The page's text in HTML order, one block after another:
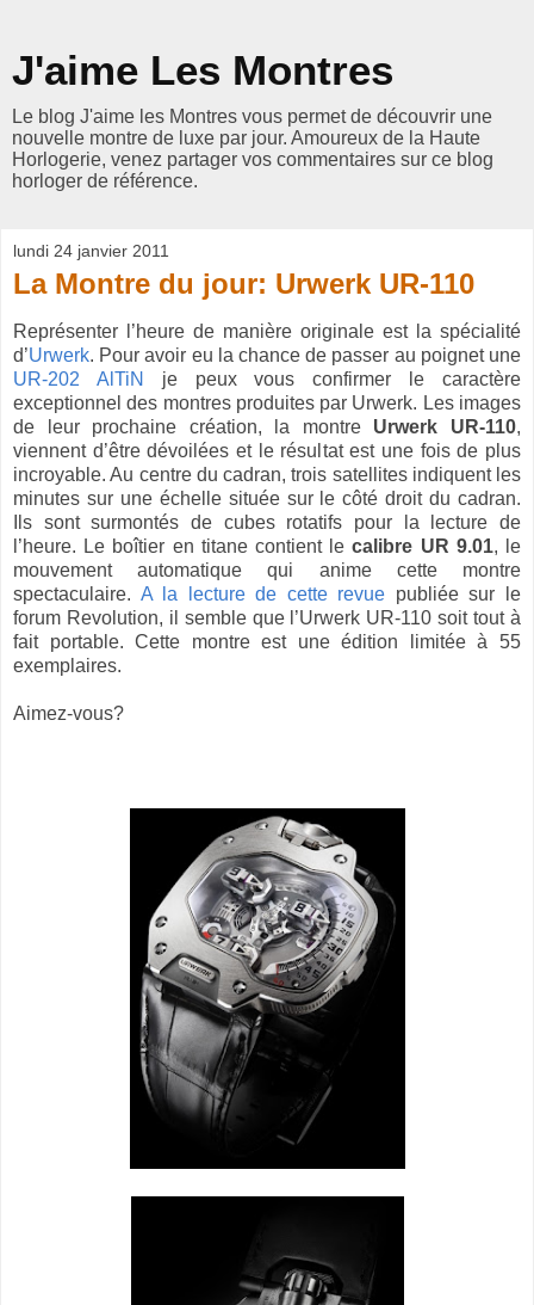
J'aime Les Montres
Le blog J'aime les Montres vous permet de découvrir une
nouvelle montre de luxe par jour. Amoureux de la Haute
Horlogerie, venez partager vos commentaires sur ce blog
horloger de référence.
lundi 24 janvier 2011
La Montre du jour: Urwerk UR-110
Représenter l’heure de manière originale est la spécialité
d’Urwerk. Pour avoir eu la chance de passer au poignet une
UR-202 AlTiN
je peux vous confirmer le caractère
exceptionnel des montres produites par Urwerk. Les images
de leur prochaine création, la montre Urwerk UR-110,
viennent d’être dévoilées et le résultat est une fois de plus
incroyable. Au centre du cadran, trois satellites indiquent les
minutes sur une échelle située sur le côté droit du cadran.
Ils sont surmontés de cubes rotatifs pour la lecture de
l’heure. Le boîtier en titane contient lecalibre UR 9.01, le
mouvement automatique qui anime cette montre
spectaculaire. A la lecture de cette revue publiée sur le
forum Revolution, il semble que l’Urwerk UR-110 soit tout à
fait portable. Cette montre est une édition limitée à 55
exemplaires.
Aimez-vous?